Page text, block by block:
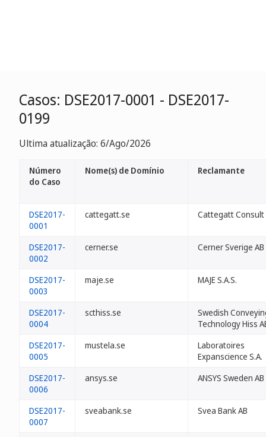
Casos: DSE2017-0001 - DSE2017-
0199
Ultima atualização: 6/Ago/2026
Número
do Caso
Nome(s) de Domínio Reclamante
DSE2017-
0001
cattegatt.se Cattegatt Consult
DSE2017-
0002
cerner.se Cerner Sverige AB
DSE2017-
0003
maje.se MAJE S.A.S.
DSE2017-
0004
scthiss.se
Swedish
Technology Hiss
DSE2017-
0005
mustela.se
Laboratoires
Expanscience S.A.
DSE2017-
0006
ansys.se ANSYS Sweden AB
DSE2017-
0007
sveabank.se Svea Bank AB